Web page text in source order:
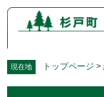
ペ
の
メ
ー
現在地 トップページ >